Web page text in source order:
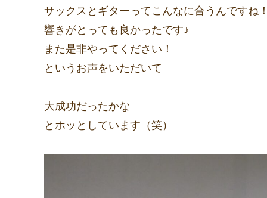
サックスとギターってこんなに合うんですね
響きがとっても良かったです♪
また是非やってください！
というお声をいただいて
大成功だったかな
とホッとしています（笑）